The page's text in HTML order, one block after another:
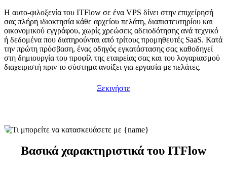
Η αυτο-φιλοξενία του ITFlow σε ένα VPS δίνει στην επιχείρησή
σας πλήρη ιδιοκτησία κάθε αρχείου πελάτη, διαπιστευτηρίου και
οικονομικού εγγράφου, χωρίς χρεώσεις αδειοδότησης ανά τεχνικό
ή δεδομένα που διατηρούνται από τρίτους προμηθευτές SaaS. Κατά
την πρώτη πρόσβαση, ένας οδηγός εγκατάστασης σας καθοδηγεί
στη δημιουργία του προφίλ της εταιρείας σας και του λογαριασμού
διαχειριστή πριν το σύστημα ανοίξει για εργασία με πελάτες.
Ξεκινήστε
Βασικά χαρακτηριστικά του ITFlow